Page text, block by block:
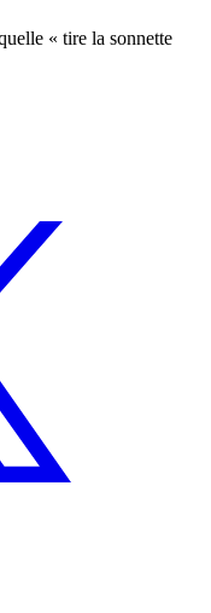
« tire la sonnette